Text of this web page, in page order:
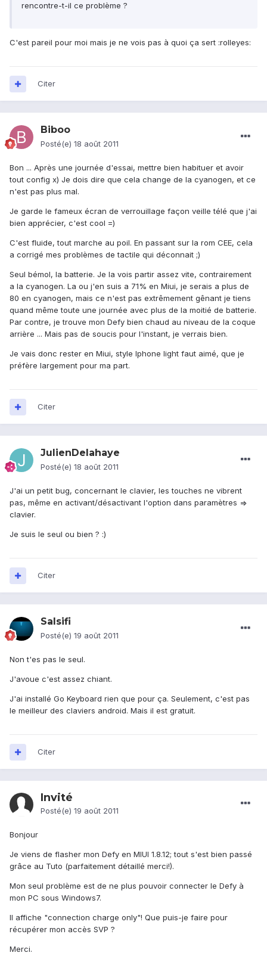
rencontre-t-il ce problème ?
C'est pareil pour moi mais je ne vois pas à quoi ça sert :rolleyes:
Citer
Biboo
Posté(e) 18 août 2011
Bon ... Après une journée d'essai, mettre bien habituer et avoir
tout config x) Je dois dire que cela change de la cyanogen, et ce
n'est pas plus mal.
Je garde le fameux écran de verrouillage façon veille télé que j'ai
bien apprécier, c'est cool =)
C'est fluide, tout marche au poil. En passant sur la rom CEE, cela
a corrigé mes problèmes de tactile qui déconnait ;)
Seul bémol, la batterie. Je la vois partir assez vite, contrairement
a la cyanogen. La ou j'en suis a 71% en Miui, je serais a plus de
80 en cyanogen, mais ce n'est pas extrêmement gênant je tiens
quand même toute une journée avec plus de la moitié de batterie.
Par contre, je trouve mon Defy bien chaud au niveau de la coque
arrière ... Mais pas de soucis pour l'instant, je verrais bien.
Je vais donc rester en Miui, style Iphone light faut aimé, que je
préfère largement pour ma part.
Citer
JulienDelahaye
Posté(e) 18 août 2011
J'ai un petit bug, concernant le clavier, les touches ne vibrent
pas, même en activant/désactivant l'option dans paramètres =>
clavier.
Je suis le seul ou bien ? :)
Citer
Salsifi
Posté(e) 19 août 2011
Non t'es pas le seul.
J'avoue c'est assez chiant.
J'ai installé Go Keyboard rien que pour ça. Seulement, c'est pas
le meilleur des claviers android. Mais il est gratuit.
Citer
Invité
Posté(e) 19 août 2011
Bonjour
Je viens de flasher mon Defy en MIUI 1.8.12; tout s'est bien passé
grâce au Tuto (parfaitement détaillé merci!).
Mon seul problème est de ne plus pouvoir connecter le Defy à
mon PC sous Windows7.
Il affiche "connection charge only"! Que puis-je faire pour
récupérer mon accès SVP ?
Merci.